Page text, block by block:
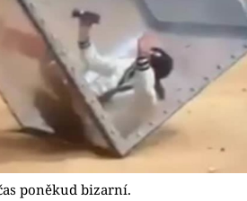
poněkud bizarní.